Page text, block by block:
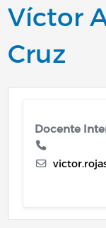
Víctor
Cruz
Docente